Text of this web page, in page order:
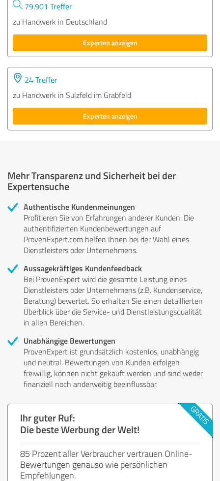
79.901 Treffer
zu Handwerk in Deutschland
Experten anzeigen
24 Treffer
zu Handwerk in Sulzfeld im Grabfeld
Experten anzeigen
Mehr Transparenz und Sicherheit bei der
Expertensuche
Authentische Kundenmeinungen
Profitieren Sie von Erfahrungen anderer Kunden: Die
authentifizierten Kundenbewertungen auf
ProvenExpert.com helfen Ihnen bei der Wahl eines
Dienstleisters oder Unternehmens.
Aussagekräftiges Kundenfeedback
Bei ProvenExpert wird die gesamte Leistung eines
Dienstleisters oder Unternehmens (z.B. Kundenservice,
Beratung) bewertet. So erhalten Sie einen detaillierten
Überblick über die Service- und Dienstleistungsqualität
in allen Bereichen.
Unabhängige Bewertungen
ProvenExpert ist grundsätzlich kostenlos, unabhängig
und neutral. Bewertungen von Kunden erfolgen
freiwillig, können nicht gekauft werden und sind weder
finanziell noch anderweitig beeinflussbar.
Ihr guter Ruf:
Die beste Werbung der Welt!
85 Prozent aller Verbraucher vertrauen Online-
Bewertungen genauso wie persönlichen
Empfehlungen.